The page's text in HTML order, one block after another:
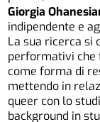
Giorgia
indipendente e
La sua ricerca si
performativi che
come forma di
mettendo in
queer con lo
background in